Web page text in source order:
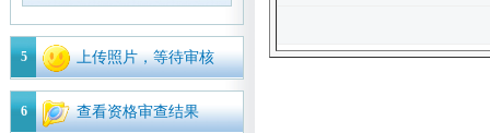
5 上传照片，等待审核
6 查看资格审查结果